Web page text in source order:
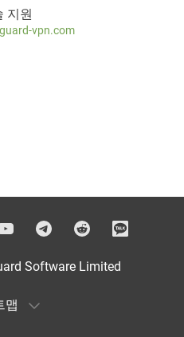
지원
vpn.com
Software Limited
맵